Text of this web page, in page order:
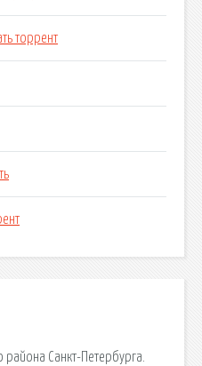
торрент
Санкт-Петербурга.